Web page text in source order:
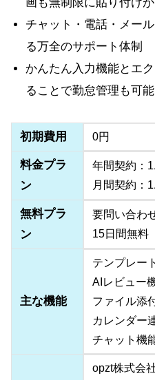
チャット・電話・メー
る万全のサポート体制
かんたん入力機能とエ
ることで勤怠管理も可能
初期費用 0円
料金プラ
ン
年間契約：
月間契約：
無料プラ
ン
要問い合わ
15日間無料
主な機能
テンプレー
AIレビュー
ファイル添
カレンダー
チャット機
opzt株式会